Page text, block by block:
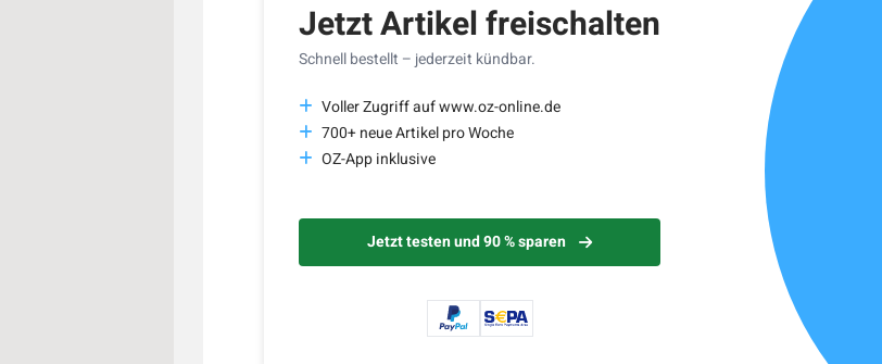
Jetzt Artikel freischalten
Schnell bestellt – jederzeit kündbar.
Voller Zugriff auf www.oz-online.de
700+ neue Artikel pro Woche
OZ-App inklusive
Jetzt testen und 90 % sparen